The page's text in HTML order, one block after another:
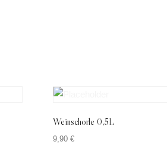
Weinschorle 0,5L
9,90 €